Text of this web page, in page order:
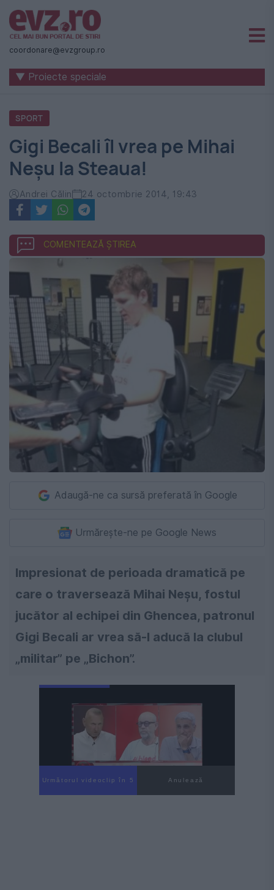
Știri
naționale
internaționale
România
-
Evenimentul
Zilei
coordonare@evzgroup.ro
▼ Proiecte speciale
SPORT
Gigi Becali îl vrea pe Mihai
Neșu la Steaua!
Andrei Călin 24 octombrie 2014, 19:43
COMENTEAZĂ ȘTIREA
Adaugă-ne ca sursă preferată în Google
Urmărește-ne pe Google News
Impresionat de perioada dramatică pe
care o traversează Mihai Neșu, fostul
jucător al echipei din Ghencea, patronul
Gigi Becali ar vrea să-l aducă la clubul
„militar” pe „Bichon”.
Următorul videoclip în 4 Anulează